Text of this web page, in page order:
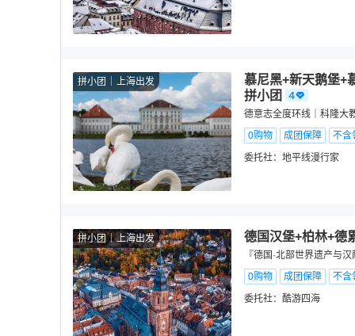
拼小团 上海出发
慕尼黑+新天鹅堡+
拼小团
德意志全度环线｜科隆大
0购物
成团保障
不含
委托社： 地平线漫行家
拼小团 上海出发 德国汉堡+柏林+德
『德国·北部世界遗产与
0购物
成团保障
不含
委托社： 酷游四海